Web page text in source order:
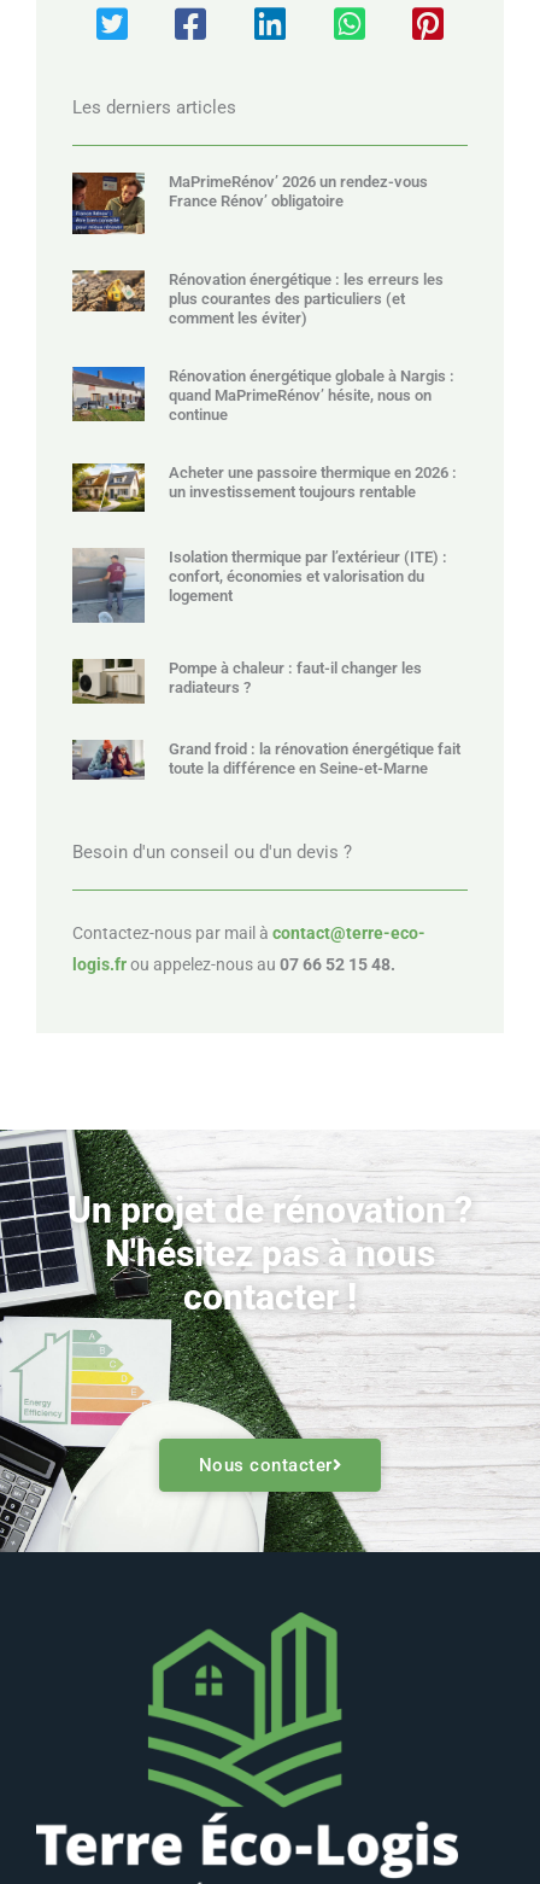
Les derniers articles
MaPrimeRénov’ 2026 un rendez-vous
France Rénov’ obligatoire
Rénovation énergétique : les erreurs les
plus courantes des particuliers (et
comment les éviter)
Rénovation énergétique globale à Nargis :
quand MaPrimeRénov’ hésite, nous on
continue
Acheter une passoire thermique en 2026 :
un investissement toujours rentable
Isolation thermique par l’extérieur (ITE) :
confort, économies et valorisation du
logement
Pompe à chaleur : faut-il changer les
radiateurs ?
Grand froid : la rénovation énergétique fait
toute la différence en Seine-et-Marne
Besoin d'un conseil ou d'un devis ?
Contactez-nous par mail à contact@terre-eco-
logis.frou appelez-nous au 07 66 52 15 48.
Un projet de rénovation ?
N'hésitez pas à nous
contacter !
Nous contacter